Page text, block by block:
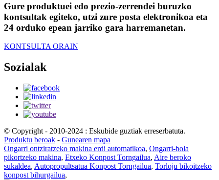
Gure produktuei edo prezio-zerrendei buruzko
kontsultak egiteko, utzi zure posta elektronikoa eta
24 orduko epean jarriko gara harremanetan.
KONTSULTA ORAIN
Sozialak
© Copyright - 2010-2024 : Eskubide guztiak erreserbatuta.
Produktu beroak - Gunearen mapa
Ongarri ontziratzeko makina erdi automatikoa, Ongarri-bola
pikortzeko makina, Etxeko Konpost Torngailua, Aire beroko
sukaldea, Autopropultsatua Konpost Torngailua, Torloju bikoitzeko
konpost bihurgailua,